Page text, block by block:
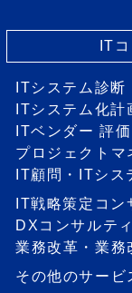
IT
ITシステム診
ITシステム化
ITベンダー 評
プロジェクトマ
IT顧問・ITシス
IT戦略策定コ
DXコンサルテ
業務改革・業務
その他のサービ